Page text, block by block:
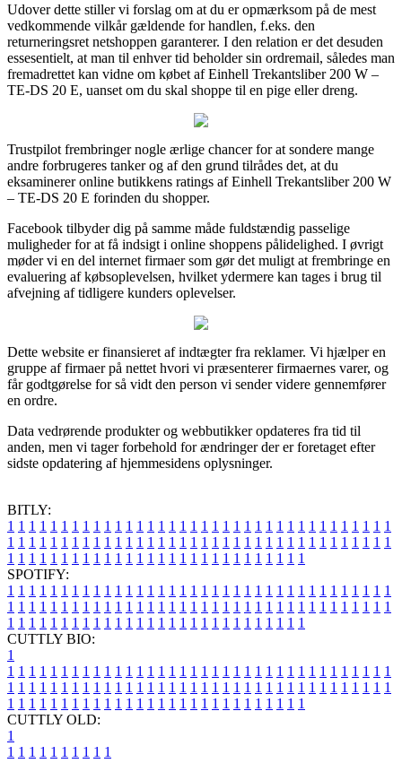
Udover dette stiller vi forslag om at du er opmærksom på de mest
vedkommende vilkår gældende for handlen, f.eks. den
returneringsret netshoppen garanterer. I den relation er det desuden
essesentielt, at man til enhver tid beholder sin ordremail, således man
fremadrettet kan vidne om købet af Einhell Trekantsliber 200 W –
TE-DS 20 E, uanset om du skal shoppe til en pige eller dreng.
Trustpilot frembringer nogle ærlige chancer for at sondere mange
andre forbrugeres tanker og af den grund tilrådes det, at du
eksaminerer online butikkens ratings af Einhell Trekantsliber 200 W
– TE-DS 20 E forinden du shopper.
Facebook tilbyder dig på samme måde fuldstændig passelige
muligheder for at få indsigt i online shoppens pålidelighed. I øvrigt
møder vi en del internet firmaer som gør det muligt at frembringe en
evaluering af købsoplevelsen, hvilket ydermere kan tages i brug til
afvejning af tidligere kunders oplevelser.
Dette website er finansieret af indtægter fra reklamer. Vi hjælper en
gruppe af firmaer på nettet hvori vi præsenterer firmaernes varer, og
får godtgørelse for så vidt den person vi sender videre gennemfører
en ordre.
Data vedrørende produkter og webbutikker opdateres fra tid til
anden, men vi tager forbehold for ændringer der er foretaget efter
sidste opdatering af hjemmesidens oplysninger.
BITLY:
1 1 1 1 1 1 1 1 1 1 1 1 1 1 1 1 1 1 1 1 1 1 1 1 1 1 1 1 1 1 1 1 1 1 1 1
1 1 1 1 1 1 1 1 1 1 1 1 1 1 1 1 1 1 1 1 1 1 1 1 1 1 1 1 1 1 1 1 1 1 1 1
1 1 1 1 1 1 1 1 1 1 1 1 1 1 1 1 1 1 1 1 1 1 1 1 1 1 1 1
SPOTIFY:
1 1 1 1 1 1 1 1 1 1 1 1 1 1 1 1 1 1 1 1 1 1 1 1 1 1 1 1 1 1 1 1 1 1 1 1
1 1 1 1 1 1 1 1 1 1 1 1 1 1 1 1 1 1 1 1 1 1 1 1 1 1 1 1 1 1 1 1 1 1 1 1
1 1 1 1 1 1 1 1 1 1 1 1 1 1 1 1 1 1 1 1 1 1 1 1 1 1 1 1
CUTTLY BIO:
1
1 1 1 1 1 1 1 1 1 1 1 1 1 1 1 1 1 1 1 1 1 1 1 1 1 1 1 1 1 1 1 1 1 1 1 1
1 1 1 1 1 1 1 1 1 1 1 1 1 1 1 1 1 1 1 1 1 1 1 1 1 1 1 1 1 1 1 1 1 1 1 1
1 1 1 1 1 1 1 1 1 1 1 1 1 1 1 1 1 1 1 1 1 1 1 1 1 1 1 1
CUTTLY OLD:
1
1 1 1 1 1 1 1 1 1 1